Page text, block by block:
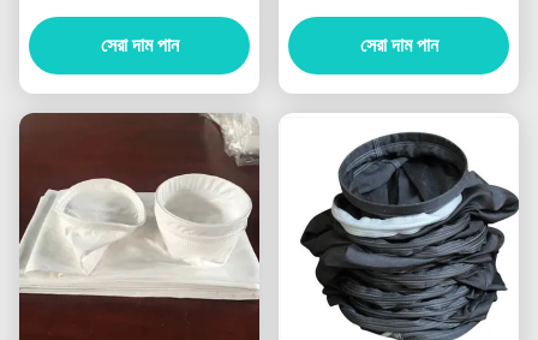
ফিল্টারেশন
সেরা দাম পান
সেরা দাম পান